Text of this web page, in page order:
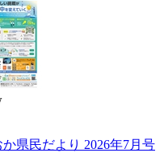
か県民だより 2026年7月号